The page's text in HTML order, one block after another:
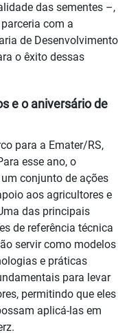
das sementes –,
com a
de Desenvolvimento
o êxito dessas
e o aniversário de
para a Emater/RS,
esse ano, o
conjunto de ações
aos agricultores e
das principais
de referência técnica
servir como modelos
e práticas
para levar
permitindo que eles
aplicá-las em